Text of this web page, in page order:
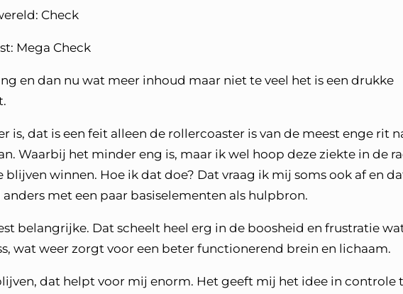
Check
Mega Check
en dan nu wat meer inhoud maar niet te veel het is een drukke
is, dat is een feit alleen de rollercoaster is van de meest enge rit
Waarbij het minder eng is, maar ik wel hoop deze ziekte in de
blijven winnen. Hoe ik dat doe? Dat vraag ik mij soms ook af en
met een paar basiselementen als hulpbron.
belangrijke. Dat scheelt heel erg in de boosheid en frustratie
wat weer zorgt voor een beter functionerend brein en lichaam.
dat helpt voor mij enorm. Het geeft mij het idee in controle